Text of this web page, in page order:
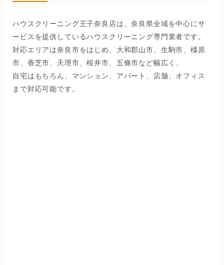
ハウスクリーニング王子奈良店は、奈良県全域を中心にサ
ービスを提供しているハウスクリーニング専門業者です。
対応エリアは奈良市をはじめ、大和郡山市、生駒市、橿原
市、香芝市、天理市、桜井市、五條市など幅広く、
自宅はもちろん、マンション、アパート、店舗、オフィス
まで対応可能です。